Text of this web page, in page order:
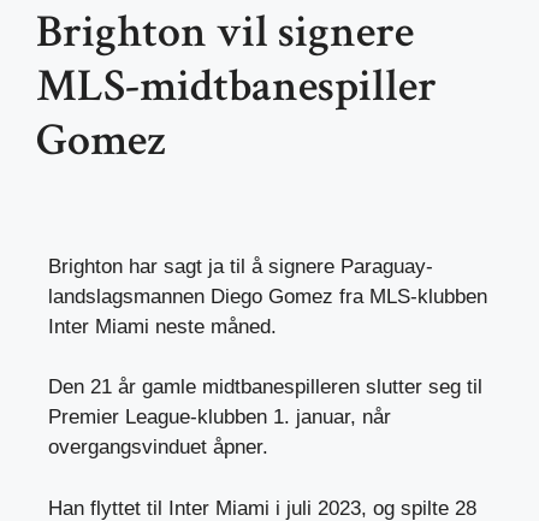
Brighton vil signere
MLS-midtbanespiller
Gomez
Brighton har sagt ja til å signere Paraguay-
landslagsmannen Diego Gomez fra MLS-klubben
Inter Miami neste måned.
Den 21 år gamle midtbanespilleren slutter seg til
Premier League-klubben 1. januar, når
overgangsvinduet åpner.
Han flyttet til Inter Miami i juli 2023, og spilte 28